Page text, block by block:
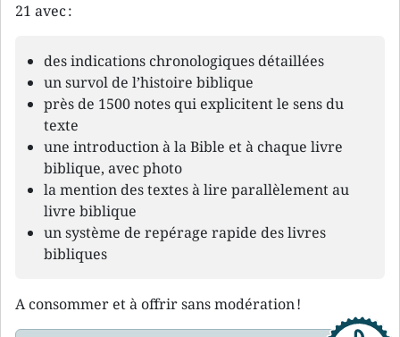
21 avec :
des indications chronologiques détaillées
un survol de l’histoire biblique
près de 1500 notes qui explicitent le sens du
texte
une introduction à la Bible et à chaque livre
biblique, avec photo
la mention des textes à lire parallèlement au
livre biblique
un système de repérage rapide des livres
bibliques
A consommer et à offrir sans modération !